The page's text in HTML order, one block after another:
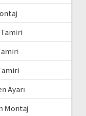
Ayarı
Montaj